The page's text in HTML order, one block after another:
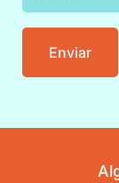
Enviar